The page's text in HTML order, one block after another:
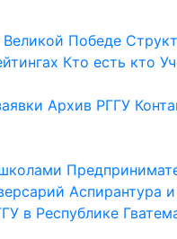
Великой Победе
Кто есть кто
Архив РГГУ
Аспирантура
в Республике